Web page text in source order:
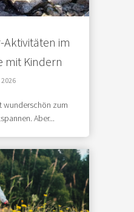
im
mit Kindern
2026
wunderschön zum
Aber...